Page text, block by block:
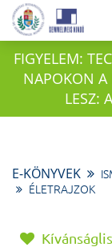
FIGYELEM:
NAPOKON A
LESZ:
E-KÖNYVEK
ÉLETRAJZOK